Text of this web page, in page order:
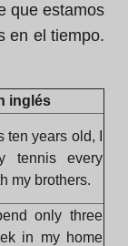
que estamos
en el tiempo.
inglés
ten years old, I
tennis every
my brothers.
only three
in my home